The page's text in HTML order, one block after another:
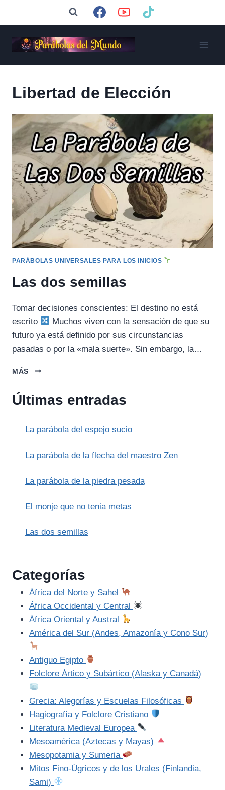
Libertad de Elección
PARÁBOLAS UNIVERSALES PARA LOS INICIOS
Las dos semillas
Tomar decisiones conscientes: El destino no está
escrito
Muchos viven con la sensación de que su
futuro ya está definido por sus circunstancias
pasadas o por la «mala suerte». Sin embargo, la…
MÁS
LAS
Últimas entradas
La parábola del espejo sucio
La parábola de la flecha del maestro Zen
La parábola de la piedra pesada
El monje que no tenia metas
Las dos semillas
Categorías
África del Norte y Sahel
África Occidental y Central
África Oriental y Austral
América del Sur (Andes, Amazonía y Cono Sur)
Antiguo Egipto
Folclore Ártico y Subártico (Alaska y Canadá)
Grecia: Alegorías y Escuelas Filosóficas
Hagiografía y Folclore Cristiano
Literatura Medieval Europea
Mesoamérica (Aztecas y Mayas)
Mesopotamia y Sumeria
Mitos Fino-Úgricos y de los Urales (Finlandia,
Sami)